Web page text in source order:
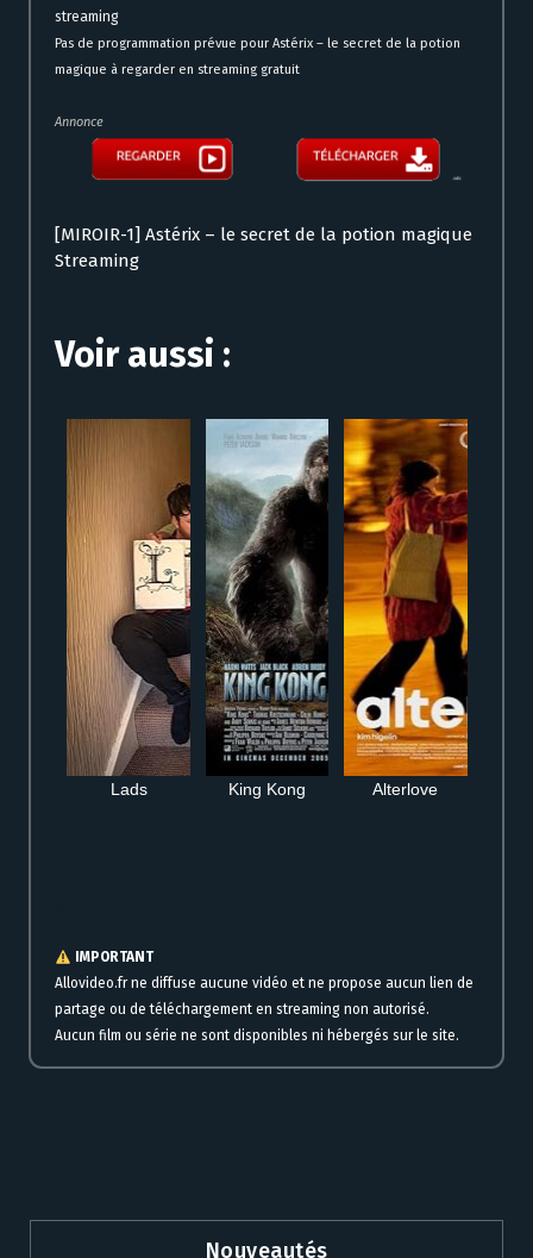
streaming
Pas de programmation prévue pour Astérix – le secret de la potion
magique à regarder en streaming gratuit
Annonce
[MIROIR-1] Astérix – le secret de la potion magique
Streaming
Voir aussi :
Lads King Kong Alterlove
IMPORTANT
Allovideo.fr ne diffuse aucune vidéo et ne propose aucun lien de
partage ou de téléchargement en streaming non autorisé.
Aucun film ou série ne sont disponibles ni hébergés sur le site.
Nouveautés